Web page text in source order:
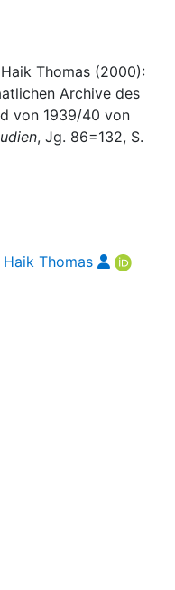
Thomas (2000):
Archive des
von 1939/40 von
, Jg. 86=132, S.
Haik Thomas